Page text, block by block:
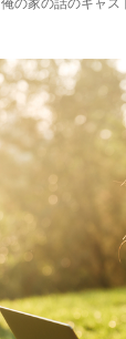
俺の家の話のキャス